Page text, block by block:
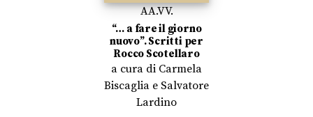
AA.VV.
“… a fare il giorno
nuovo”. Scritti per
Rocco Scotellaro
a cura di Carmela
Biscaglia e Salvatore
Lardino